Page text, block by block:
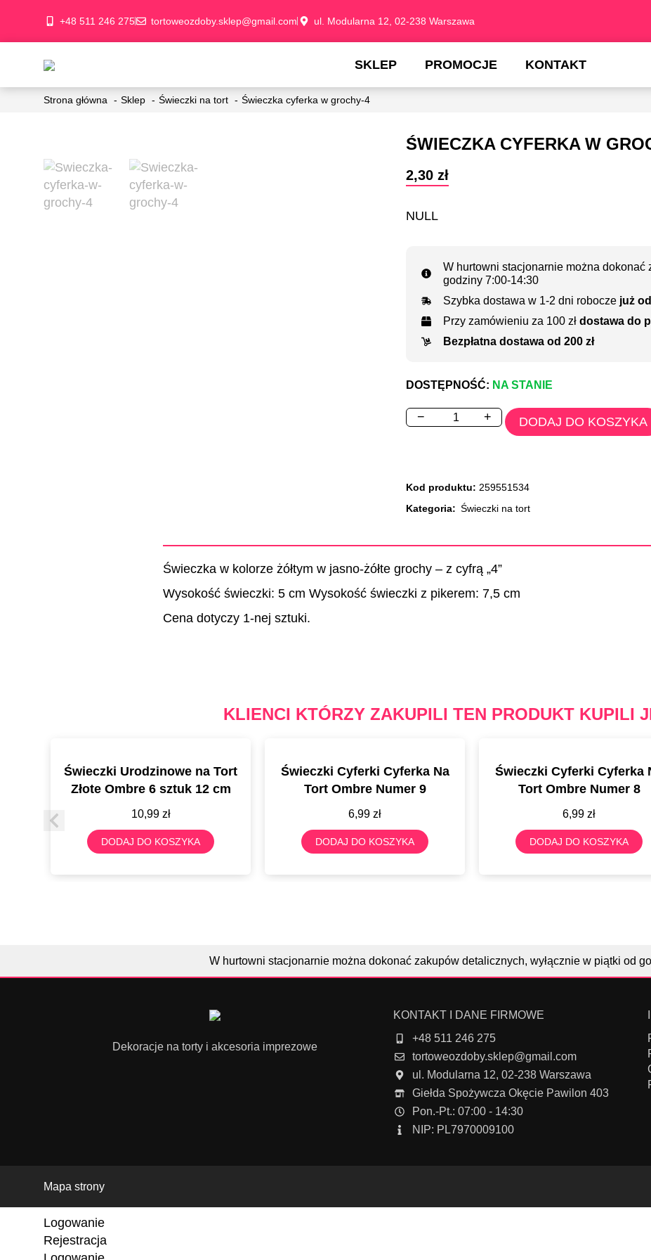
+48 511 246 275 tortoweozdoby.sklep@gmail.com ul. Modularna 12, 02-238 Warszawa
SKLEP PROMOCJE KONTAKT
Strona główna Sklep Świeczki na tort Świeczka cyferka w grochy-4
ŚWIECZKA CYFERKA W
2,30 zł
NULL
W hurtowni stacjonarnie można dokonać
godziny 7:00-14:30
Szybka dostawa w 1-2 dni robocze już
Przy zamówieniu za 100 zł dostawa do
Bezpłatna dostawa od 200 zł
DOSTĘPNOŚĆ: NA STANIE
− + DODAJ DO KOSZYKA
Kod produktu: 259551534
Kategoria: Świeczki na tort
Świeczka w kolorze żółtym w jasno-żółte grochy – z cyfrą „4”
Wysokość świeczki: 5 cm Wysokość świeczki z pikerem: 7,5 cm
Cena dotyczy 1-nej sztuki.
KLIENCI KTÓRZY ZAKUPILI TEN PRODUKT KUPILI
Świeczki Urodzinowe na Tort
Złote Ombre 6 sztuk 12 cm
10,99 zł
DODAJ DO KOSZYKA
Świeczki Cyferki Cyferka Na
Tort Ombre Numer 9
6,99 zł
DODAJ DO KOSZYKA
Świeczki Cyferki Cyferka
Tort Ombre Numer 8
6,99 zł
DODAJ DO KOSZYKA
W hurtowni stacjonarnie można dokonać zakupów detalicznych, wyłącznie w piątki od
Dekoracje na torty i akcesoria imprezowe
KONTAKT I DANE FIRMOWE
+48 511 246 275
tortoweozdoby.sklep@gmail.com
ul. Modularna 12, 02-238 Warszawa
Giełda Spożywcza Okęcie Pawilon 403
Pon.-Pt.: 07:00 - 14:30
NIP: PL7970009100
Mapa strony
Logowanie
Rejestracja